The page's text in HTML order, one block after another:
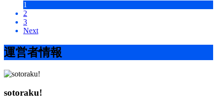
1
2
3
Next
運営者情報
sotoraku!